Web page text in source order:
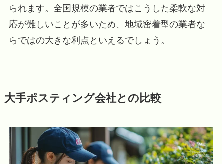
られます。全国規模の業者ではこうした柔軟な対
応が難しいことが多いため、地域密着型の業者な
らではの大きな利点といえるでしょう。
大手ポスティング会社との比較